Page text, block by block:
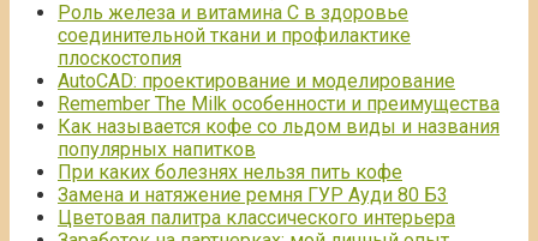
Роль железа и витамина С в здоровье
соединительной ткани и профилактике
плоскостопия
AutoCAD: проектирование и моделирование
Remember The Milk особенности и преимущества
Как называется кофе со льдом виды и названия
популярных напитков
При каких болезнях нельзя пить кофе
Замена и натяжение ремня ГУР Ауди 80 Б3
Цветовая палитра классического интерьера